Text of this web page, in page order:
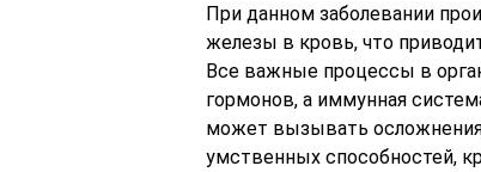
При данном заболевании
железы в кровь, что
Все важные процессы в
гормонов, а иммунная
может вызывать
умственных способностей,